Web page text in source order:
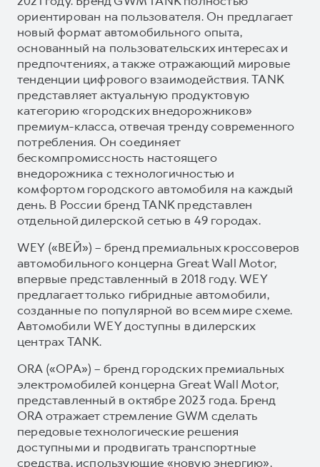
ориентирован на пользователя. Он предлагает
новый формат автомобильного опыта,
основанный на пользовательских интересах и
предпочтениях, а также отражающий мировые
тенденции цифрового взаимодействия. TANK
представляет актуальную продуктовую
категорию «городских внедорожников»
премиум-класса, отвечая тренду современного
потребления. Он соединяет
бескомпромиссность настоящего
внедорожника с технологичностью и
комфортом городского автомобиля на каждый
день. В России бренд TANK представлен
отдельной дилерской сетью в 49 городах.
WEY («ВЕЙ») – бренд премиальных кроссоверов
автомобильного концерна Great Wall Motor,
впервые представленный в 2018 году. WEY
предлагает только гибридные автомобили,
созданные по популярной во всем мире схеме.
Автомобили WEY доступны в дилерских
центрах TANK.
ORA («ОРА») – бренд городских премиальных
электромобилей концерна Great Wall Motor,
представленный в октябре 2023 года. Бренд
ORA отражает стремление GWM сделать
передовые технологические решения
доступными и продвигать транспортные
средства, использующие «новую энергию».